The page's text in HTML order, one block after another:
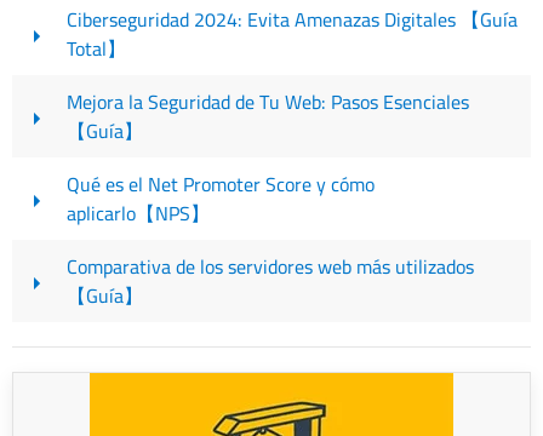
Ciberseguridad 2024: Evita Amenazas Digitales 【Guía
Total】
Mejora la Seguridad de Tu Web: Pasos Esenciales
【Guía】
Qué es el Net Promoter Score y cómo
aplicarlo【NPS】
Comparativa de los servidores web más utilizados
【Guía】